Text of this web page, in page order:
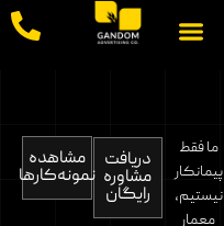
ما فقط
پیمانکار
نیستیم،
معمار
دریافت
مشاوره
رایگان
مشاهده
نمونه‌کارها